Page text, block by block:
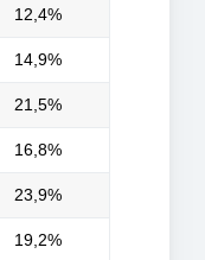
12,4%
14,9%
21,5%
16,8%
23,9%
19,2%